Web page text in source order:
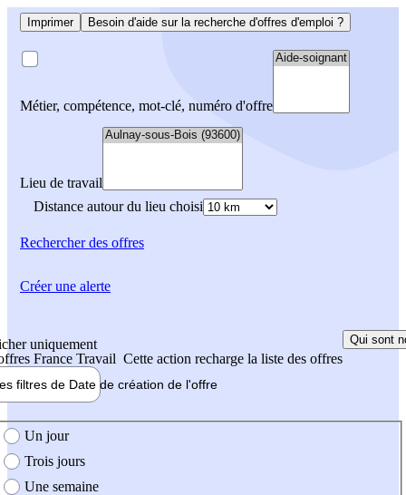
Imprimer Besoin d'aide sur la recherche d'offres d'emploi ?
Métier, compétence, mot-clé, numéro d'offre
Lieu de travail
Distance autour du lieu choisi
Rechercherdes offres
uniquement
France Travail Cette action recharge la liste des offres
Qui sont
filtres de Date de création de l'offre
création de l'offre
Un jour
Trois jours
Une semaine
Créer une alerte